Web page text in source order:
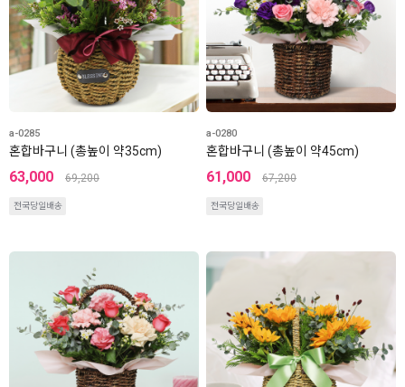
a-0285
혼합바구니 (총높이 약35cm)
63,000 69,200
전국당일배송
a-0280
혼합바구니 (총높이 약45cm)
61,000 67,200
전국당일배송